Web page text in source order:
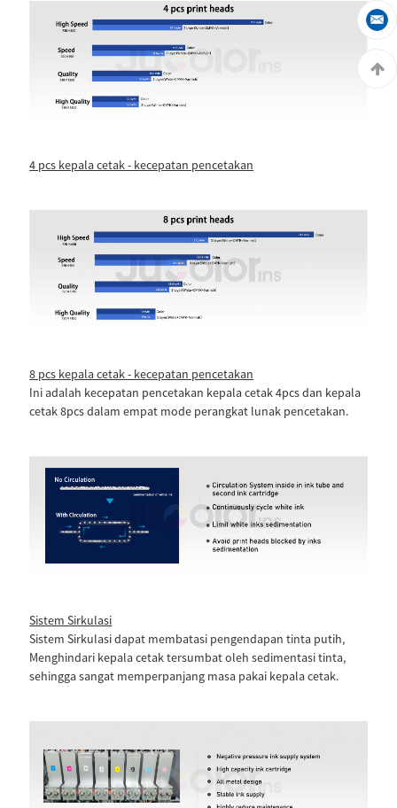
4 pcs kepala cetak - kecepatan pencetakan
8 pcs kepala cetak - kecepatan pencetakan
Ini adalah kecepatan pencetakan kepala cetak 4pcs dan kepala
cetak 8pcs dalam empat mode perangkat lunak pencetakan.
Sistem Sirkulasi
Sistem Sirkulasi dapat membatasi pengendapan tinta putih,
Menghindari kepala cetak tersumbat oleh sedimentasi tinta,
sehingga sangat memperpanjang masa pakai kepala cetak.